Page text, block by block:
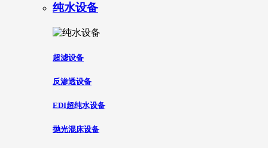
纯水设备
超滤设备
反渗透设备
EDI超纯水设备
抛光混床设备